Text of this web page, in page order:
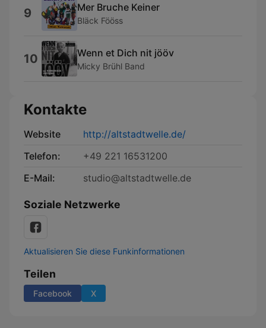
9 Mer Bruche Keiner
Bläck Fööss
10 Wenn et Dich nit jööv
Micky Brühl Band
Kontakte
Website
http://altstadtwelle.de/
Telefon:
+49 221 16531200
E-Mail:
studio@altstadtwelle.de
Soziale Netzwerke
Aktualisieren Sie diese Funkinformationen
Teilen
Facebook X